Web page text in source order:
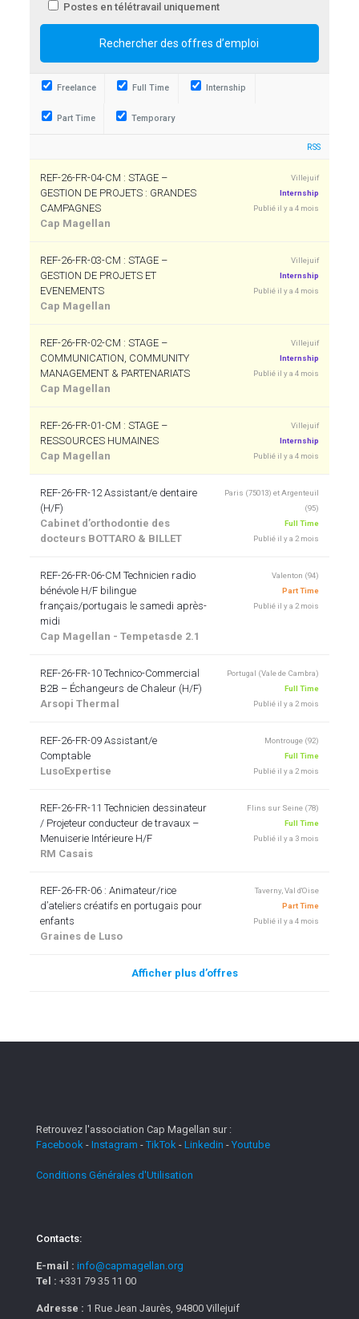
Postes en télétravail uniquement
Freelance Full Time Internship
Part Time Temporary
RSS
REF-26-FR-04-CM : STAGE –
GESTION DE PROJETS : GRANDES
CAMPAGNES
Cap Magellan
Villejuif
Internship
Publié il y a 4 mois
REF-26-FR-03-CM : STAGE –
GESTION DE PROJETS ET
EVENEMENTS
Cap Magellan
Villejuif
Internship
Publié il y a 4 mois
REF-26-FR-02-CM : STAGE –
COMMUNICATION, COMMUNITY
MANAGEMENT & PARTENARIATS
Cap Magellan
Villejuif
Internship
Publié il y a 4 mois
REF-26-FR-01-CM : STAGE –
RESSOURCES HUMAINES
Cap Magellan
Villejuif
Internship
Publié il y a 4 mois
REF-26-FR-12 Assistant/e dentaire
(H/F)
Cabinet d’orthodontie des
docteurs BOTTARO & BILLET
Paris (75013) et Argenteuil
(95)
Full Time
Publié il y a 2 mois
REF-26-FR-06-CM Technicien radio
bénévole H/F bilingue
français/portugais le samedi après-
midi
Cap Magellan - Tempetasde 2.1
Valenton (94)
Part Time
Publié il y a 2 mois
REF-26-FR-10 Technico-Commercial
B2B – Échangeurs de Chaleur (H/F)
Arsopi Thermal
Portugal (Vale de Cambra)
Full Time
Publié il y a 2 mois
REF-26-FR-09 Assistant/e
Comptable
LusoExpertise
Montrouge (92)
Full Time
Publié il y a 2 mois
REF-26-FR-11 Technicien dessinateur
/ Projeteur conducteur de travaux –
Menuiserie Intérieure H/F
RM Casais
Flins sur Seine (78)
Full Time
Publié il y a 3 mois
REF-26-FR-06 : Animateur/rice
d’ateliers créatifs en portugais pour
enfants
Graines de Luso
Taverny, Val d'Oise
Part Time
Publié il y a 4 mois
Afficher plus d’offres
Retrouvez l'association Cap Magellan sur :
Facebook - Instagram -TikTok - Linkedin - Youtube
Conditions Générales d'Utilisation
Contacts:
E-mail : info@capmagellan.org
Tel : +331 79 35 11 00
Adresse : 1 Rue Jean Jaurès, 94800 Villejuif